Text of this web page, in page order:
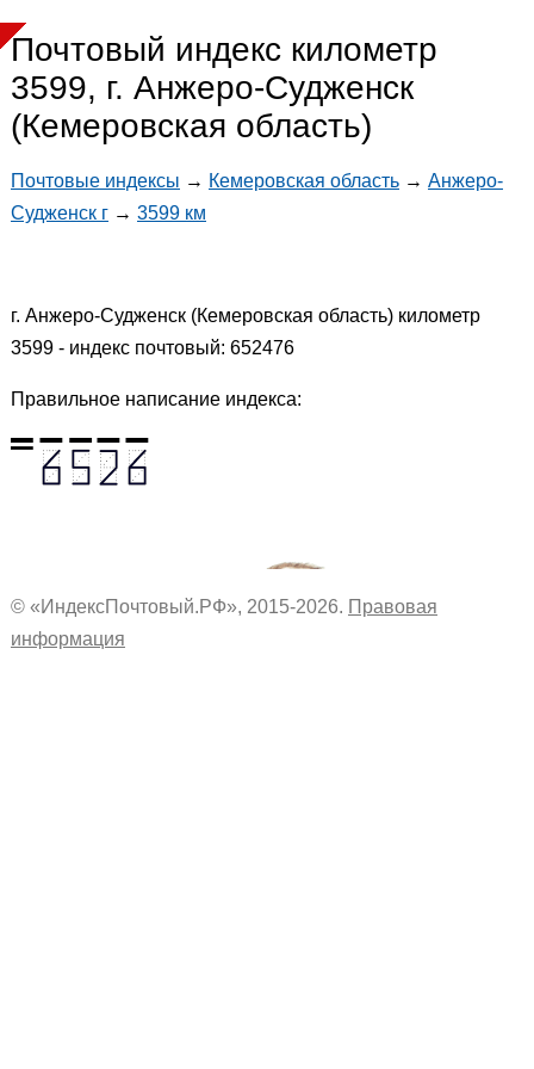
Почтовый индекс километр
3599, г. Анжеро-Судженск
(Кемеровская область)
Почтовые индексы → Кемеровская область → Анжеро-
Судженск г → 3599 км
г. Анжеро-Судженск (Кемеровская область) километр
3599 - индекс почтовый: 652476
Правильное написание индекса:
© «ИндексПочтовый.РФ», 2015-2026. Правовая
информация